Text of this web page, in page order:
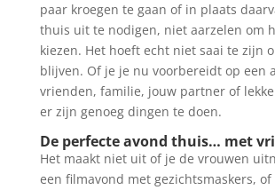
paar kroegen te gaan of in plaats
thuis uit te nodigen, niet aarzelen om
kiezen. Het hoeft echt niet saai te zijn
blijven. Of je je nu voorbereidt op een
vrienden, familie, jouw partner of
er zijn genoeg dingen te doen.
De perfecte avond thuis… met
Het maakt niet uit of je de vrouwen
een filmavond met gezichtsmaskers, of